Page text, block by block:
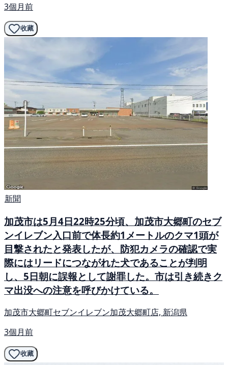
3個月前
收藏
新聞
加茂市は5月4日22時25分頃、加茂市大郷町のセブ
ンイレブン入口前で体長約1メートルのクマ1頭が
目撃されたと発表したが、防犯カメラの確認で実
際にはリードにつながれた犬であることが判明
し、5日朝に誤報として謝罪した。市は引き続きク
マ出没への注意を呼びかけている。
加茂市大郷町セブンイレブン加茂大郷町店, 新潟県
3個月前
收藏